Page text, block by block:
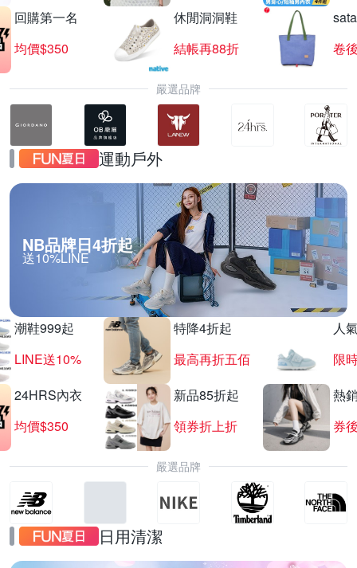
回購第一名
均價$350
休閒洞洞鞋
結帳再88折
卷
嚴選品牌
運動戶外
NB品牌日4折起
送10%LINE
潮鞋999起
LINE送10%
特降4折起
最高再折五佰
人
限
24HRS內衣
均價$350
新品85折起
領券折上折
熱
券
嚴選品牌
日用清潔